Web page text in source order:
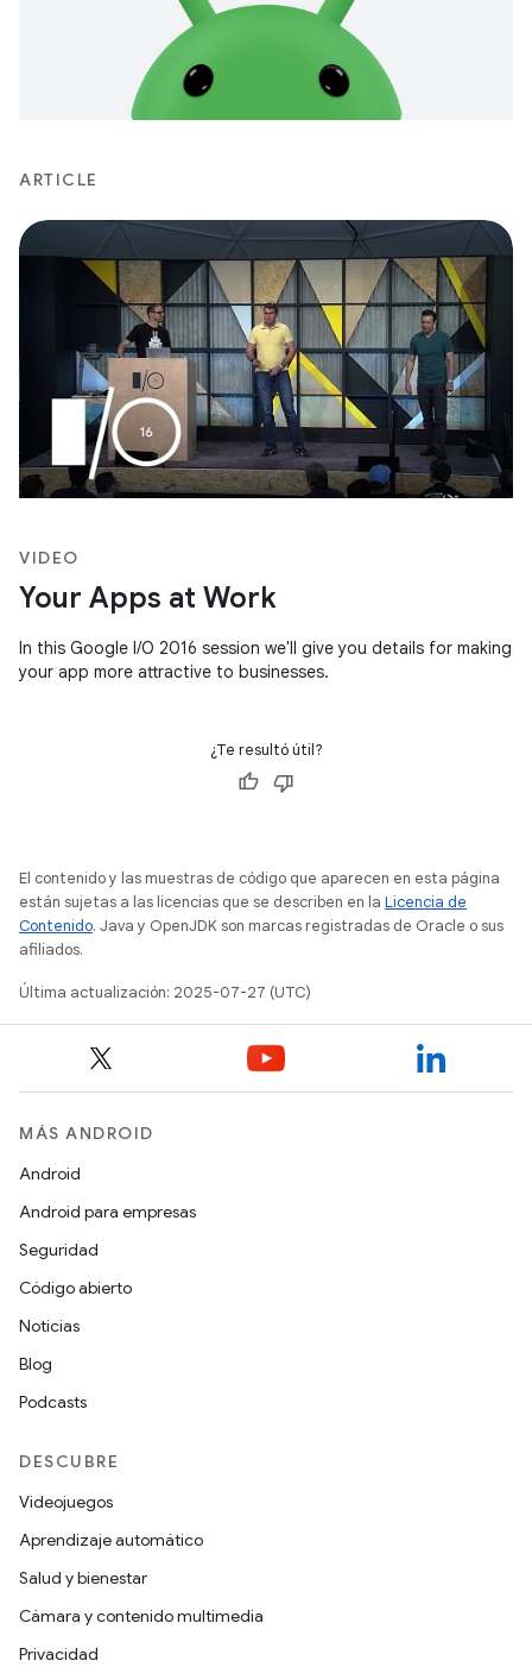
ARTICLE
VIDEO
Your Apps at Work
In this Google I/O 2016 session we'll give you details for making
your app more attractive to businesses.
¿Te resultó útil?
El contenido y las muestras de código que aparecen en esta página
están sujetas a las licencias que se describen en la Licencia de
Contenido. Java y OpenJDK son marcas registradas de Oracle o sus
afiliados.
Última actualización: 2025-07-27 (UTC)
MÁS ANDROID
Android
Android para empresas
Seguridad
Código abierto
Noticias
Blog
Podcasts
DESCUBRE
Videojuegos
Aprendizaje automático
Salud y bienestar
Cámara y contenido multimedia
Privacidad